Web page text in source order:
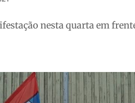
nesta quarta em